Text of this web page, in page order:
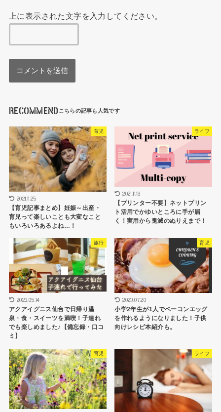
上に表示された文字を入力してください。
RECOMMEND
育児
2021.11.25
【育児記事まとめ】妊娠～出産・
育児って楽しいことも大変なこと
もいろいろあるよね…！
ライフ
2021.11.18
【プリンター不要】ネットプリン
ト活用でかゆいところに手が届
く！実用から鬼滅のぬりえまで！
旅行
2023.05.14
アクアイグニス仙台で日帰り温
泉・食・スイーツを満喫！子連れ
でも楽しめました♪【備忘録・口コ
ミ】
育児
2023.07.20
小学2年生が1人でベーコンエッグ
を作れるようになりました！子供
向けレシピ本紹介も。
育児 ライフ